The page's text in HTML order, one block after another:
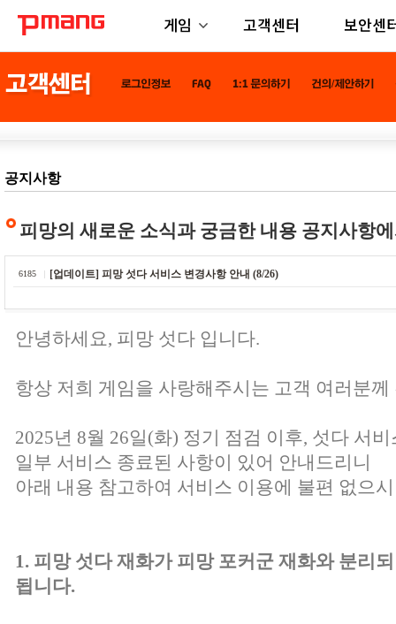
게임 고객센터 보안센
공지사항
피망의 새로운 소식과 궁금한 내용 공지사항
6185 [업데이트] 피망 섯다 서비스 변경사항 안내 (8/26)
안녕하세요, 피망 섯다 입니다.
항상 저희 게임을 사랑해주시는 고객 여러분
2025년 8월 26일(화) 정기 점검 이후, 섯다 서
일부 서비스 종료된 사항이 있어 안내드리니
아래 내용 참고하여 서비스 이용에 불편 없으
1. 피망 섯다 재화가 피망 포커군 재화와 분리
됩니다.